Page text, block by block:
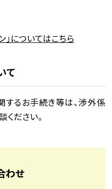
」についてはこちら
て
るお手続き等は、渉外係
ださい。
わせ